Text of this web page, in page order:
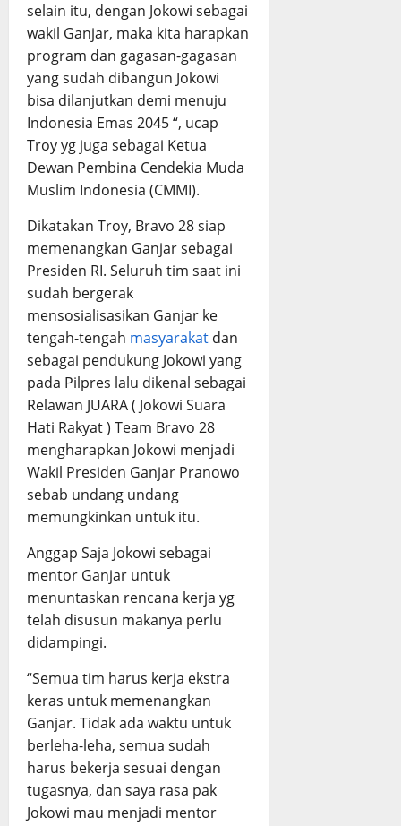
selain itu, dengan Jokowi sebagai
wakil Ganjar, maka kita harapkan
program dan gagasan-gagasan
yang sudah dibangun Jokowi
bisa dilanjutkan demi menuju
Indonesia Emas 2045 “, ucap
Troy yg juga sebagai Ketua
Dewan Pembina Cendekia Muda
Muslim Indonesia (CMMI).
Dikatakan Troy, Bravo 28 siap
memenangkan Ganjar sebagai
Presiden RI. Seluruh tim saat ini
sudah bergerak
mensosialisasikan Ganjar ke
tengah-tengah masyarakat dan
sebagai pendukung Jokowi yang
pada Pilpres lalu dikenal sebagai
Relawan JUARA ( Jokowi Suara
Hati Rakyat ) Team Bravo 28
mengharapkan Jokowi menjadi
Wakil Presiden Ganjar Pranowo
sebab undang undang
memungkinkan untuk itu.
Anggap Saja Jokowi sebagai
mentor Ganjar untuk
menuntaskan rencana kerja yg
telah disusun makanya perlu
didampingi.
“Semua tim harus kerja ekstra
keras untuk memenangkan
Ganjar. Tidak ada waktu untuk
berleha-leha, semua sudah
harus bekerja sesuai dengan
tugasnya, dan saya rasa pak
Jokowi mau menjadi mentor